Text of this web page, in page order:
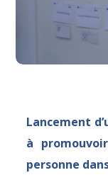
Lancement
à
personne